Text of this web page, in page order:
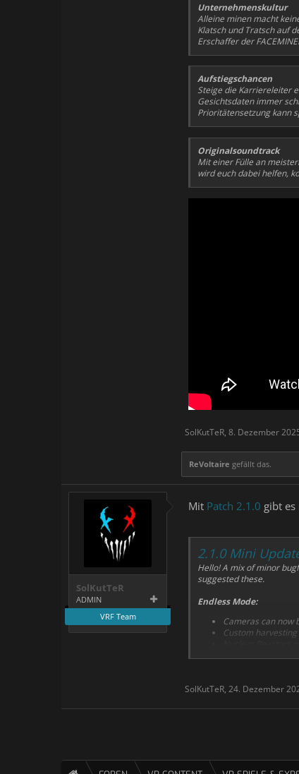
Unternehmenskultur
Alleine minen macht
Klatsch und Tratsch auf
Erschaffer der
Aufstiegschancen
Steige die Karriereleiter
Gesichtsdaten immer
Prioritätensetzung kann
Originalsoundtrack
Mit einer Fülle an
wird euch dabei helfen,
SolKutTeR, 8. Dezember
ReVoltaire gefällt das.
SolKutTeR
ADMIN
VRF Team
Mit Patch 2.1.0 gibt es
2.1.0 Mini
Hello! A mix of minor
suggested these.
Endless Mode:
Cameras can now
Custom
$ figures in the
Fix bug where
SolKutTeR, 24. Dezember